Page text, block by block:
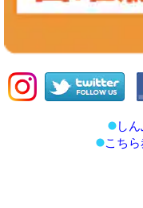
しん
こちら